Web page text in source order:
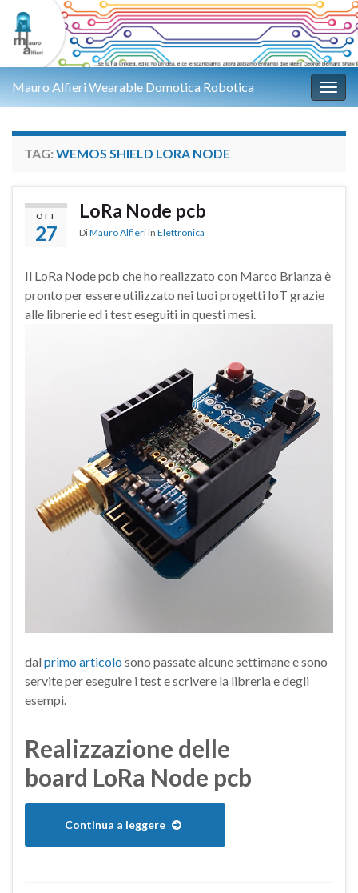
Mauro Alfieri Wearable Domotica Robotica
TAG: WEMOS SHIELD LORA NODE
OTT
27
LoRa Node pcb
DiMauro Alfieri in Elettronica
Il LoRa Node pcb che ho realizzato con Marco Brianza è
pronto per essere utilizzato nei tuoi progetti IoT grazie
alle librerie ed i test eseguiti in questi mesi.
dal primo articolo sono passate alcune settimane e sono
servite per eseguire i test e scrivere la libreria e degli
esempi.
Realizzazione delle
board LoRa Node pcb
Continua a leggere